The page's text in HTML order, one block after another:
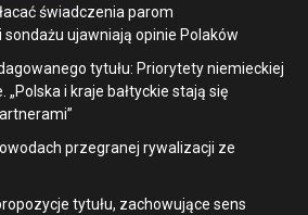
świadczenia parom
sondażu ujawniają opinie Polaków
tytułu: Priorytety niemieckiej
i kraje bałtyckie stają się
przegranej rywalizacji ze
tytułu, zachowujące sens